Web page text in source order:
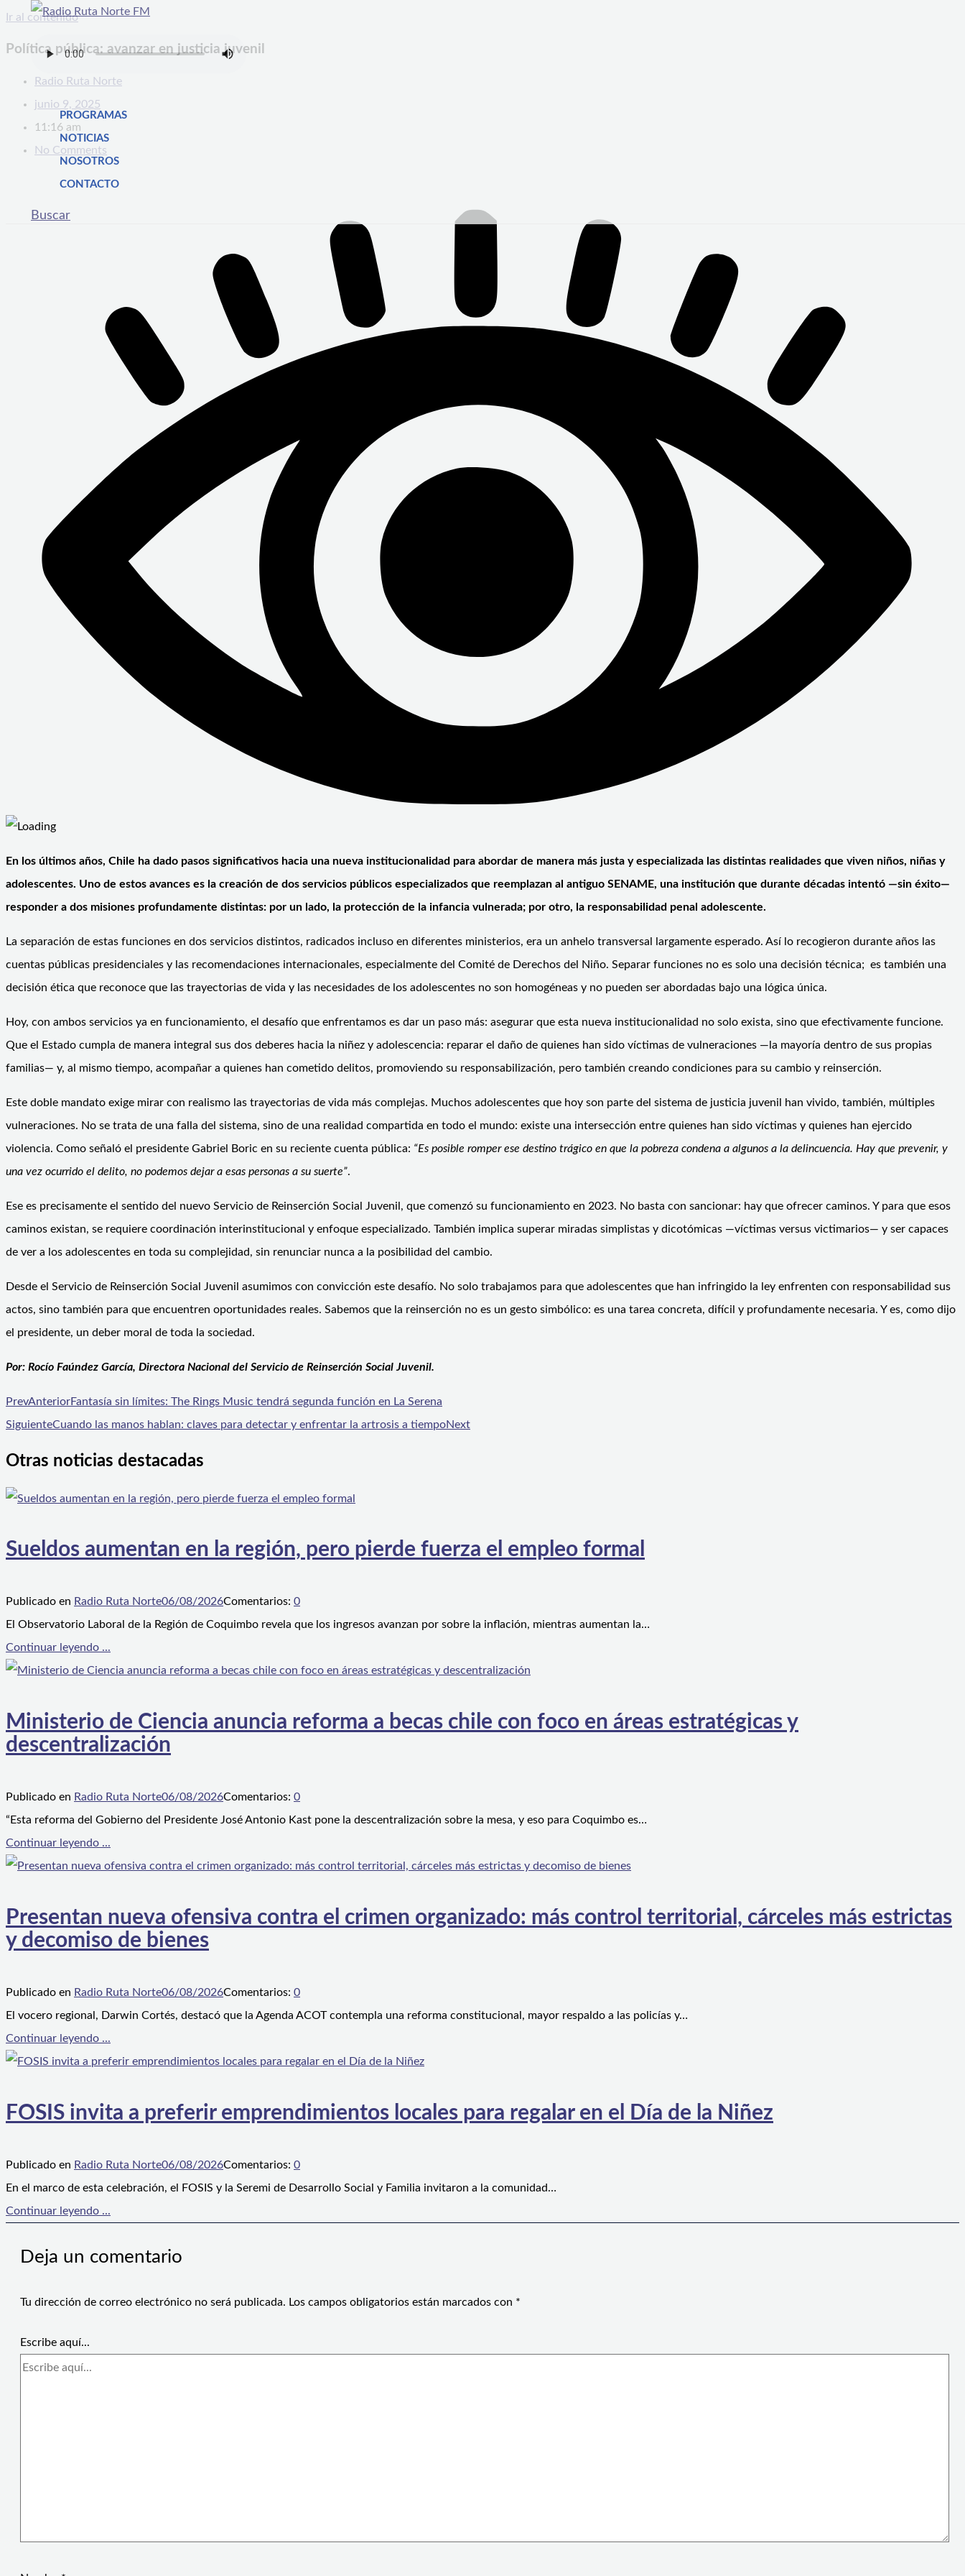
Ir al contenido
PROGRAMAS
NOTICIAS
NOSOTROS
CONTACTO
Buscar
Política pública: avanzar en justicia juvenil
Radio Ruta Norte
junio 9, 2025
11:16 am
No Comments
En los últimos años, Chile ha dado pasos significativos hacia una nueva institucionalidad para abordar de manera más justa y especializada las distintas realidades que viven niños, niñas y
adolescentes. Uno de estos avances es la creación de dos servicios públicos especializados que reemplazan al antiguo SENAME, una institución que durante décadas intentó —sin éxito—
responder a dos misiones profundamente distintas: por un lado, la protección de la infancia vulnerada; por otro, la responsabilidad penal adolescente.
La separación de estas funciones en dos servicios distintos, radicados incluso en diferentes ministerios, era un anhelo transversal largamente esperado. Así lo recogieron durante años las
cuentas públicas presidenciales y las recomendaciones internacionales, especialmente del Comité de Derechos del Niño. Separar funciones no es solo una decisión técnica; es también una
decisión ética que reconoce que las trayectorias de vida y las necesidades de los adolescentes no son homogéneas y no pueden ser abordadas bajo una lógica única.
Hoy, con ambos servicios ya en funcionamiento, el desafío que enfrentamos es dar un paso más: asegurar que esta nueva institucionalidad no solo exista, sino que efectivamente funcione.
Que el Estado cumpla de manera integral sus dos deberes hacia la niñez y adolescencia: reparar el daño de quienes han sido víctimas de vulneraciones —la mayoría dentro de sus propias
familias— y, al mismo tiempo, acompañar a quienes han cometido delitos, promoviendo su responsabilización, pero también creando condiciones para su cambio y reinserción.
Este doble mandato exige mirar con realismo las trayectorias de vida más complejas. Muchos adolescentes que hoy son parte del sistema de justicia juvenil han vivido, también, múltiples
vulneraciones. No se trata de una falla del sistema, sino de una realidad compartida en todo el mundo: existe una intersección entre quienes han sido víctimas y quienes han ejercido
violencia. Como señaló el presidente Gabriel Boric en su reciente cuenta pública: “Es posible romper ese destino trágico en que la pobreza condena a algunos a la delincuencia. Hay que prevenir, y
una vez ocurrido el delito, no podemos dejar a esas personas a su suerte”.
Ese es precisamente el sentido del nuevo Servicio de Reinserción Social Juvenil, que comenzó su funcionamiento en 2023. No basta con sancionar: hay que ofrecer caminos. Y para que esos
caminos existan, se requiere coordinación interinstitucional y enfoque especializado. También implica superar miradas simplistas y dicotómicas —víctimas versus victimarios— y ser capaces
de ver a los adolescentes en toda su complejidad, sin renunciar nunca a la posibilidad del cambio.
Desde el Servicio de Reinserción Social Juvenil asumimos con convicción este desafío. No solo trabajamos para que adolescentes que han infringido la ley enfrenten con responsabilidad sus
actos, sino también para que encuentren oportunidades reales. Sabemos que la reinserción no es un gesto simbólico: es una tarea concreta, difícil y profundamente necesaria. Y es, como dijo
el presidente, un deber moral de toda la sociedad.
Por: Rocío Faúndez García, Directora Nacional del Servicio de Reinserción Social Juvenil.
PrevAnteriorFantasía sin límites: The Rings Music tendrá segunda función en La Serena
SiguienteCuando las manos hablan: claves para detectar y enfrentar la artrosis a tiempoNext
Otras noticias destacadas
Sueldos aumentan en la región, pero pierde fuerza el empleo formal
Publicado en Radio Ruta Norte06/08/2026Comentarios: 0
El Observatorio Laboral de la Región de Coquimbo revela que los ingresos avanzan por sobre la inflación, mientras aumentan la…
Continuar leyendo ...
Ministerio de Ciencia anuncia reforma a becas chile con foco en áreas estratégicas y
descentralización
Publicado en Radio Ruta Norte06/08/2026Comentarios: 0
“Esta reforma del Gobierno del Presidente José Antonio Kast pone la descentralización sobre la mesa, y eso para Coquimbo es…
Continuar leyendo ...
Presentan nueva ofensiva contra el crimen organizado: más control territorial, cárceles más estrictas
y decomiso de bienes
Publicado en Radio Ruta Norte06/08/2026Comentarios: 0
El vocero regional, Darwin Cortés, destacó que la Agenda ACOT contempla una reforma constitucional, mayor respaldo a las policías y…
Continuar leyendo ...
FOSIS invita a preferir emprendimientos locales para regalar en el Día de la Niñez
Publicado en Radio Ruta Norte06/08/2026Comentarios: 0
En el marco de esta celebración, el FOSIS y la Seremi de Desarrollo Social y Familia invitaron a la comunidad…
Continuar leyendo ...
Deja un comentario
Tu dirección de correo electrónico no será publicada. Los campos obligatorios están marcados con *
Escribe aquí...